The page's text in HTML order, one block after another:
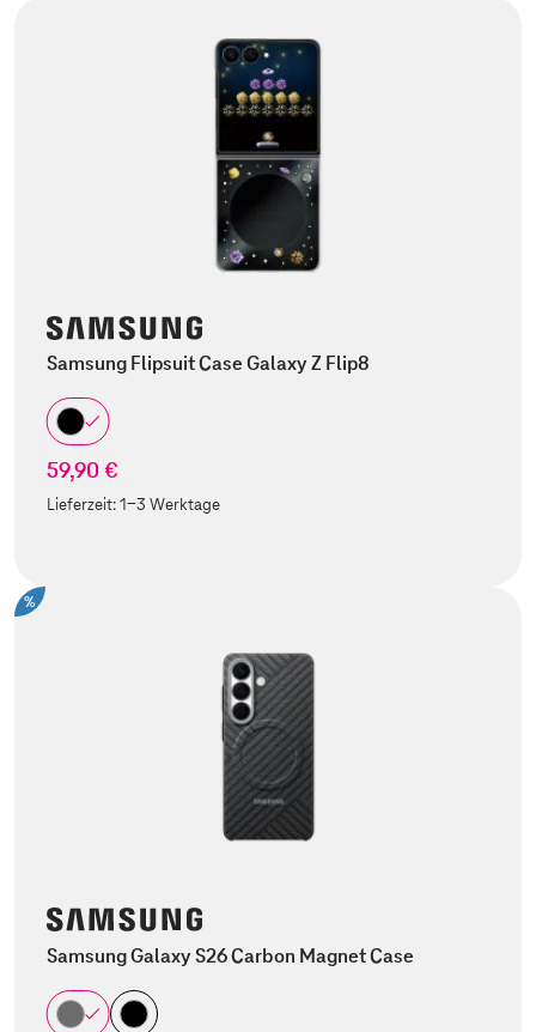
Samsung Flipsuit Case Galaxy Z Flip8
59,90 €
Lieferzeit:1-3 Werktage
%
Samsung Galaxy S26 Carbon Magnet Case